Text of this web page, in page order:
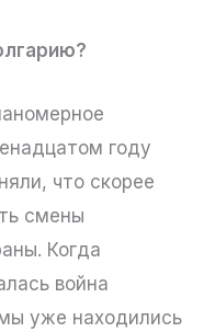
году
что скорее
смены
Когда
война
уже находились